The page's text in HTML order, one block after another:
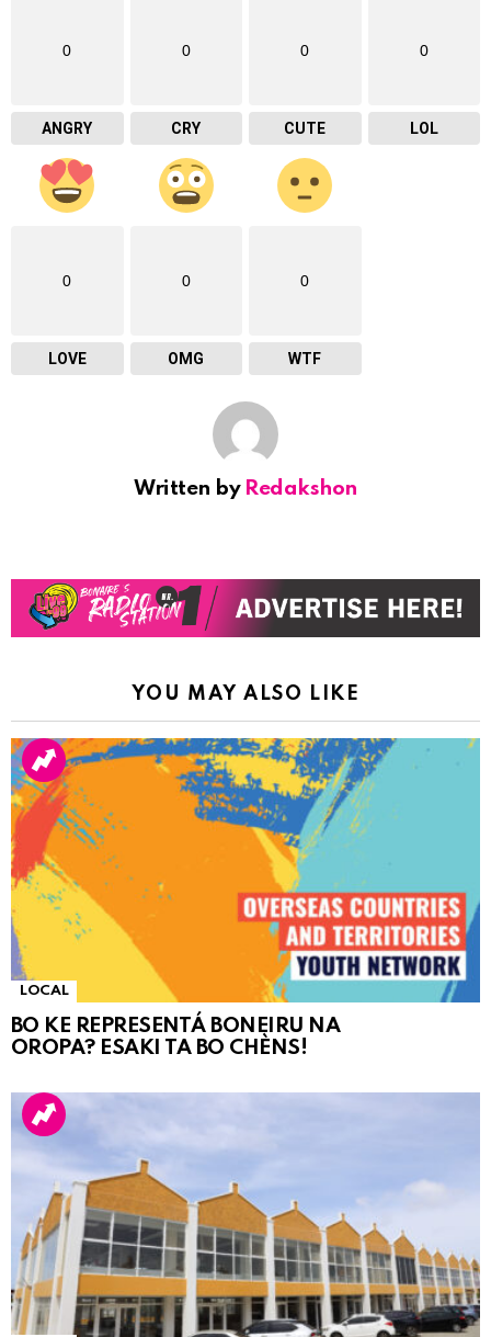
0
ANGRY
0
CRY
0
CUTE
0
LOL
0
LOVE
0
OMG
0
WTF
Written by Redakshon
YOU MAY ALSO LIKE
LOCAL
BO KE REPRESENTÁ BONEIRU NA
OROPA? ESAKI TA BO CHÈNS!